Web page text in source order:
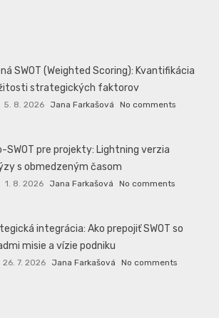
SWOT (Weighted Scoring): Kvantifikácia
strategických faktorov
5. 8. 2026 Jana Farkašová No comments
SWOT pre projekty: Lightning verzia
s obmedzeným časom
1. 8. 2026 Jana Farkašová No comments
integrácia: Ako prepojiť SWOT so
misie a vízie podniku
26. 7. 2026 Jana Farkašová No comments